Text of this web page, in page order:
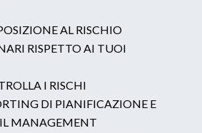
AL RISCHIO
RISPETTO AI TUOI
I RISCHI
DI PIANIFICAZIONE E
MANAGEMENT